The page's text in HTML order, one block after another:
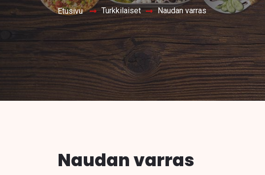
Etusivu Turkkilaiset Naudan varras
Naudan varras